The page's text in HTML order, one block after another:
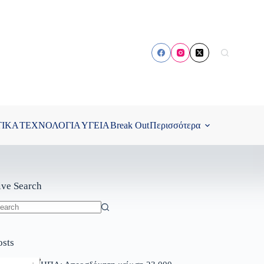
ΤΕΧΝΟΛΟΓΙΑΥΓΕΙΑBreak OutΠερισσότερα
Search